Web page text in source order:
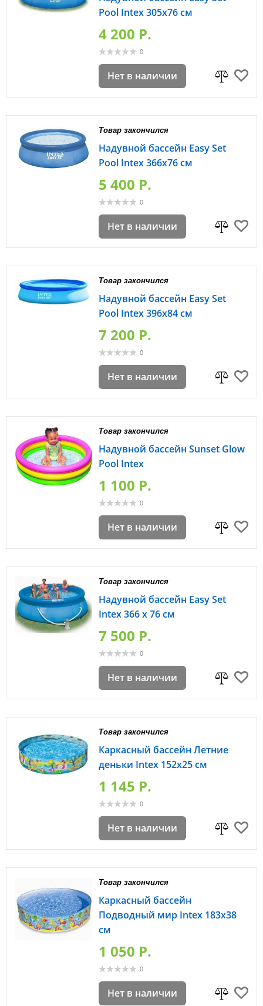
Pool Intex 305х76 см
4 200 P.
0
Нет в наличии
Товар закончился
Надувной бассейн Easy Set
Pool Intex 366х76 см
5 400 P.
0
Нет в наличии
Товар закончился
Надувной бассейн Easy Set
Pool Intex 396х84 см
7 200 P.
0
Нет в наличии
Товар закончился
Надувной бассейн Sunset Glow
Pool Intex
1 100 P.
0
Нет в наличии
Товар закончился
Надувной бассейн Easy Set
Intex 366 x 76 см
7 500 P.
0
Нет в наличии
Товар закончился
Каркасный бассейн Летние
деньки Intex 152х25 см
1 145 P.
0
Нет в наличии
Товар закончился
Каркасный бассейн
Подводный мир Intex 183х38
см
1 050 P.
0
Нет в наличии